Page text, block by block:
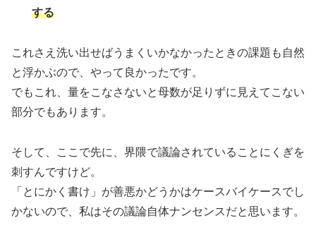
する
これさえ洗い出せばうまくいかなかったときの課題も自然
と浮かぶので、やって良かったです。
でもこれ、量をこなさないと母数が足りずに見えてこない
部分でもあります。
そして、ここで先に、界隈で議論されていることにくぎを
刺すんですけど。
「とにかく書け」が善悪かどうかはケースバイケースでし
かないので、私はその議論自体ナンセンスだと思います。